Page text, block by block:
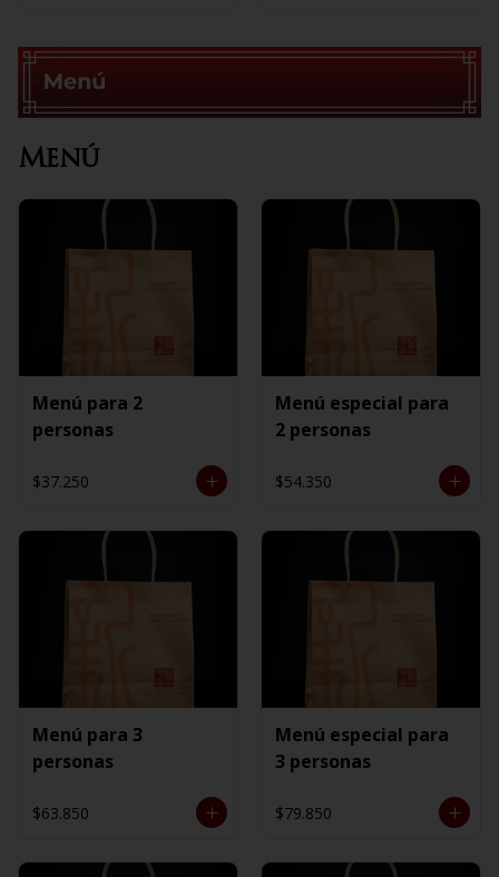
Menú
Menú para 2
personas
$37.250
Menú especial para
2 personas
$54.350
Menú para 3
personas
$63.850
Menú especial para
3 personas
$79.850